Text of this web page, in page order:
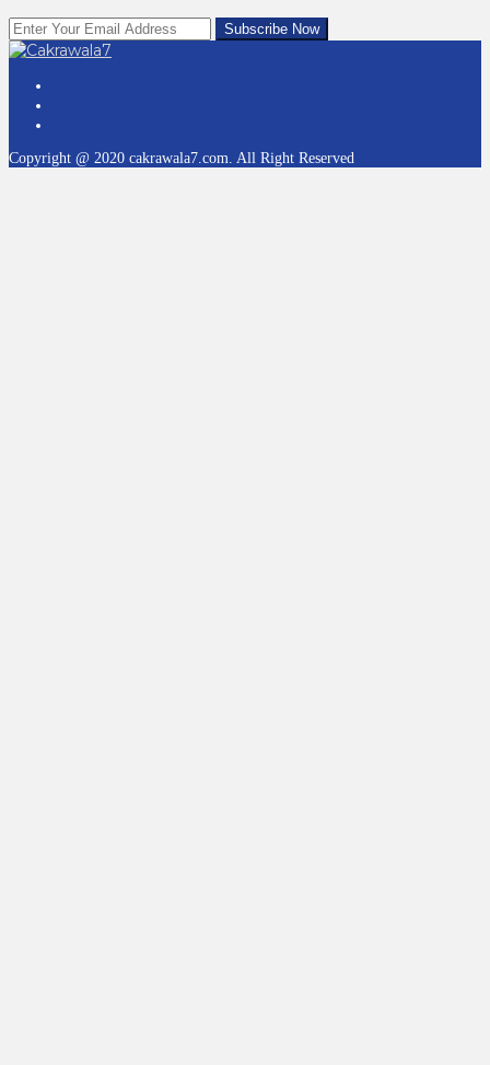
Copyright @ 2020 cakrawala7.com. All Right Reserved